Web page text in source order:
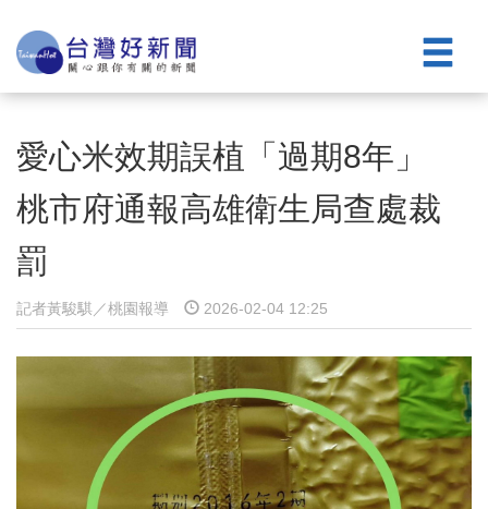
愛心米效期誤植「過期8年」
桃市府通報高雄衛生局查處裁
罰
記者黃駿騏／桃園報導 2026-02-04 12:25